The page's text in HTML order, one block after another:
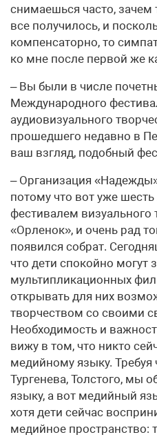
снимаешься часто, зачем
все получилось, и
компенсаторно, то
ко мне после первой же
– Вы были в числе
Международного
аудиовизуального
прошедшего недавно в
ваш взгляд, подобный
– Организация
потому что вот уже
фестивалем визуального
«Орленок», и очень рад
появился собрат.
что дети спокойно могут
мультипликационных
открывать для них
творчеством со своими
Необходимость и
вижу в том, что никто
медийному языку. Требуя
Тургенева, Толстого, мы
языку, а вот медийный
хотя дети сейчас
медийное пространство: